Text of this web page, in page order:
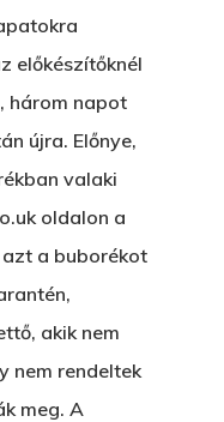
előkészítőknél
három napot
újra. Előnye,
valaki
oldalon a
a buborékot
akik nem
nem rendeltek
meg. A